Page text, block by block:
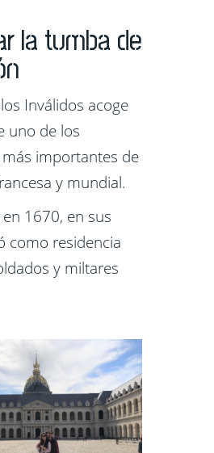
la tumba de
Inválidos acoge
uno de los
importantes de
y mundial.
1670, en sus
como residencia
y miltares